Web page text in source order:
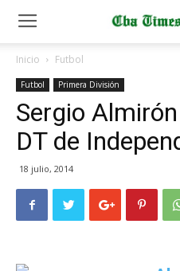
Inicio Futbol
Futbol Primera División
Sergio
DT de
18 julio, 2014